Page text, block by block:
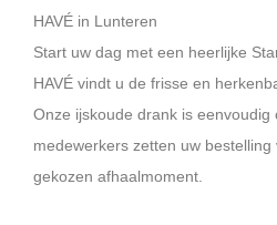
HAVÉ in Lunteren
Start uw dag met een heerlijke
HAVÉ vindt u de frisse en
Onze ijskoude drank is eenvoudig
medewerkers zetten uw
gekozen afhaalmoment.